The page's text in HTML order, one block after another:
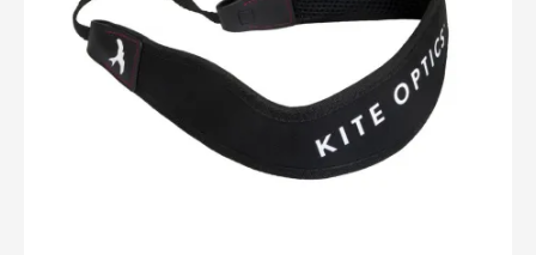
Accessoires pour montures
Têtes
Pièces détachées